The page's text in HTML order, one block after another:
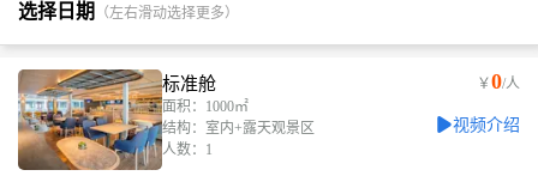
选择日期 （左右滑动选择更多）
标准舱
面积：1000㎡
结构：室内+露天观景区
人数：1
￥0/人
视频介绍